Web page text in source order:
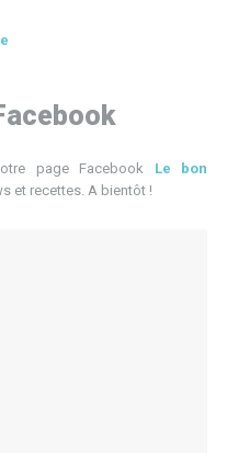
page Facebook Le bon
et recettes. A bientôt !